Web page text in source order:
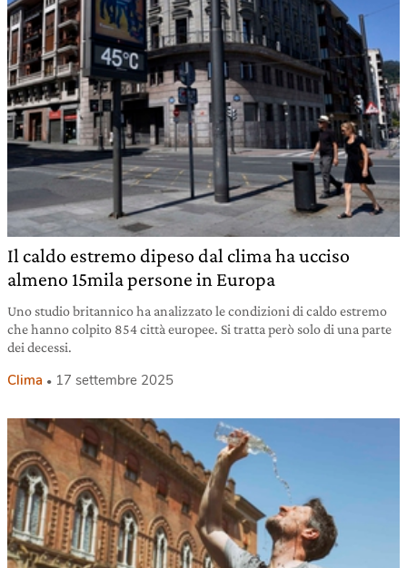
Il caldo estremo dipeso dal clima ha ucciso
almeno 15mila persone in Europa
Uno studio britannico ha analizzato le condizioni di caldo estremo
che hanno colpito 854 città europee. Si tratta però solo di una parte
dei decessi.
Clima 17 settembre 2025